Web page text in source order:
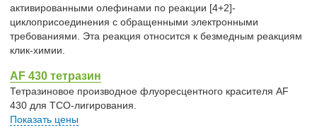
активированными олефинами по реакции [4+2]-
циклоприсоединения с обращенными электронными
требованиями. Эта реакция относится к безмедным реакциям
клик-химии.
AF 430 тетразин
Тетразиновое производное флуоресцентного красителя AF
430 для TCO-лигирования.
Показать цены